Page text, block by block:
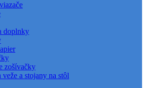
doplnky
zošívačky
veže a stojany na stôl